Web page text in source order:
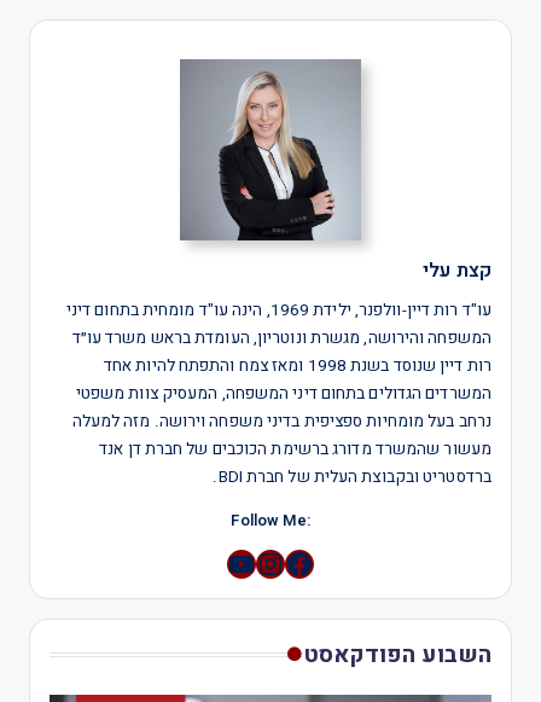
קצת עלי
עו"ד רות דיין-וולפנר, ילידת 1969, הינה עו"ד מומחית בתחום דיני
המשפחה והירושה, מגשרת ונוטריון, העומדת בראש משרד עו״ד
רות דיין שנוסד בשנת 1998 ומאז צמח והתפתח להיות אחד
המשרדים הגדולים בתחום דיני המשפחה, המעסיק צוות משפטי
נרחב בעל מומחיות ספציפית בדיני משפחה וירושה. מזה למעלה
מעשור שהמשרד מדורג ברשימת הכוכבים של חברת דן אנד
ברדסטריט ובקבוצת העלית של חברת BDI.
:Follow Me
Instagram
YouTube
השבוע הפודקאסט